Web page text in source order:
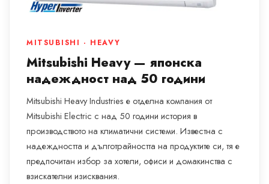
MITSUBISHI · HEAVY
Mitsubishi Heavy — японска
надеждност над 50 години
Mitsubishi Heavy Industries е отделна компания от
Mitsubishi Electric с над 50 години история в
производството на климатични системи. Известна с
надеждността и дълготрайността на продуктите си, тя е
предпочитан избор за хотели, офиси и домакинства с
взискателни изисквания.